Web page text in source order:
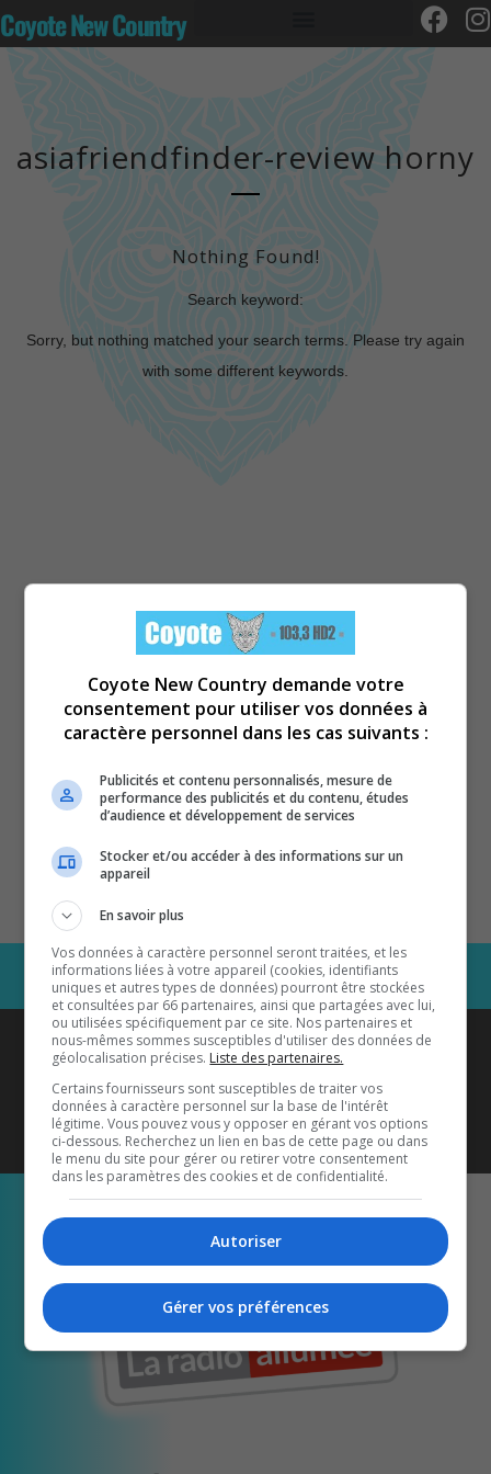
Coyote New Country
asiafriendfinder-review horny
Nothing Found!
Search keyword:
Sorry, but nothing matched your search terms. Please try again
with some different keywords.
Coyote New Countryest diffusé
également sur1033 HD2
Écoutez-nous aussi sur…
Coyote New Country demande votre
consentement pour utiliser vos données à
caractère personnel dans les cas suivants :
Publicités et contenu personnalisés, mesure de
performance des publicités et du contenu, études
d’audience et développement de services
Stocker et/ou accéder à des informations sur un
appareil
En savoir plus
Vos données à caractère personnel seront traitées, et les
informations liées à votre appareil (cookies, identifiants
uniques et autres types de données) pourront être stockées
et consultées par 66 partenaires, ainsi que partagées avec lui,
ou utilisées spécifiquement par ce site. Nos partenaires et
nous-mêmes sommes susceptibles d'utiliser des données de
géolocalisation précises. Liste des partenaires.
Certains fournisseurs sont susceptibles de traiter vos
données à caractère personnel sur la base de l'intérêt
légitime. Vous pouvez vous y opposer en gérant vos options
ci-dessous. Recherchez un lien en bas de cette page ou dans
le menu du site pour gérer ou retirer votre consentement
dans les paramètres des cookies et de confidentialité.
Autoriser
Gérer vos préférences